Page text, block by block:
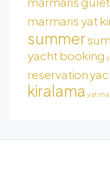
marmaris yat
summer
yacht booking
reservation
kiralama yat